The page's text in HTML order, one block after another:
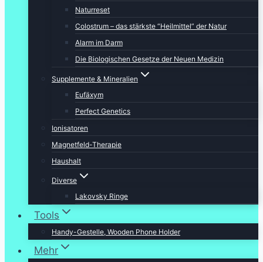
Naturreset
Colostrum – das stärkste “Heilmittel” der Natur
Alarm im Darm
Die Biologischen Gesetze der Neuen Medizin
Supplemente & Mineralien
Eufäxym
Perfect Genetics
Ionisatoren
Magnetfeld-Therapie
Haushalt
Diverse
Lakovsky Ringe
Tools
Handy-Gestelle, Wooden Phone Holder
Mehr